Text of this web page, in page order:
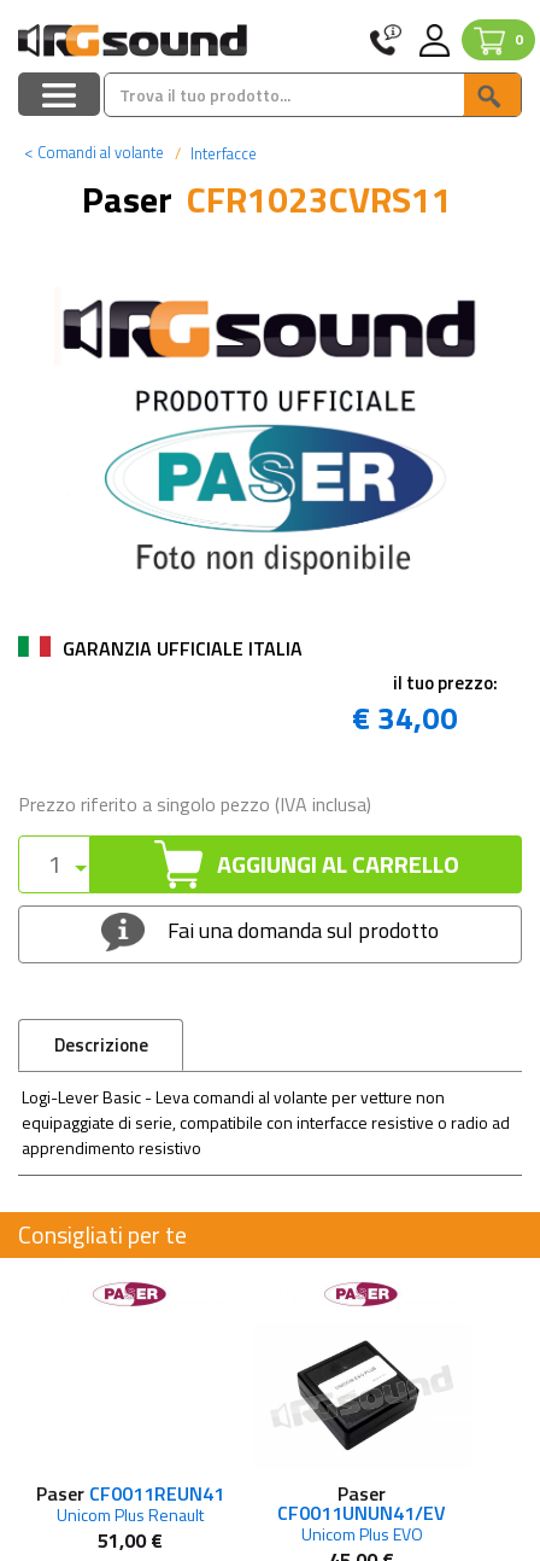
0
< Comandi al volante Interfacce
Paser CFR1023CVRS11
GARANZIA UFFICIALE ITALIA
il tuo prezzo:
€ 34,00
Prezzo riferito a singolo pezzo (IVA inclusa)
AGGIUNGI AL CARRELLO
Fai una domanda sul prodotto
Descrizione
Logi-Lever Basic - Leva comandi al volante per vetture non
equipaggiate di serie, compatibile con interfacce resistive o radio ad
apprendimento resistivo
Consigliati per te
Paser CF0011REUN41
Unicom Plus Renault
51,00 €
Paser
CF0011UNUN41/EV
Unicom Plus EVO